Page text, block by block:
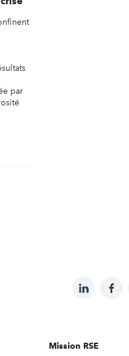
par
Suivez-
sur:
LinkedIn
Mission RSE